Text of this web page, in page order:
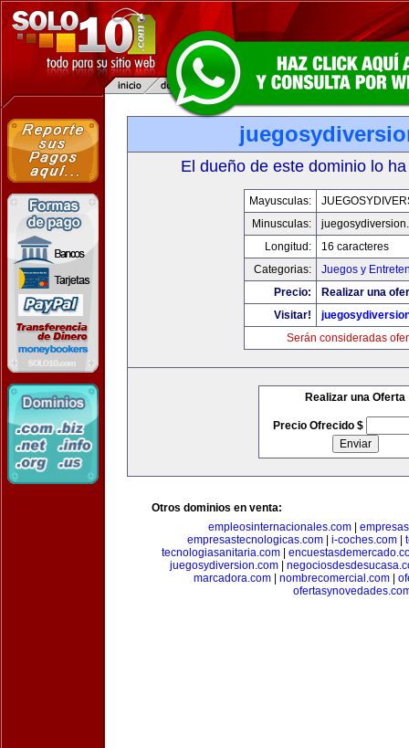
El dueño de este dominio lo
Mayusculas:
Minusculas:
Longitud:
16 caracteres
Categorias:
Juegos y
Precio:
Realizar una
Visitar!
Serán consideradas
Realizar una Oferta
Precio Ofrecido $
Otros dominios en venta:
empleosinternacionales.com
empresastecnologicas.com
i-coches.com
tecnologiasanitaria.com|
juegosydiversion.com
marcadora.com| nombrecomercial.com|